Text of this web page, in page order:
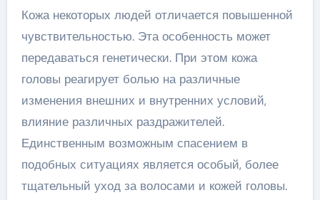
Кожа некоторых людей отличается повышенной
чувствительностью. Эта особенность может
передаваться генетически. При этом кожа
головы реагирует болью на различные
изменения внешних и внутренних условий,
влияние различных раздражителей.
Единственным возможным спасением в
подобных ситуациях является особый, более
тщательный уход за волосами и кожей головы.